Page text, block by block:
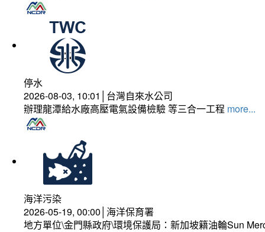
停水
2026-08-03, 10:01│台灣自來水公司
辦理龍潭給水廠高壓電氣設備檢驗 等三合一工程 more...
海洋污染
2026-05-19, 00:00│海洋保育署
地方單位\金門縣政府\環境保護局：新加坡籍油輪Sun